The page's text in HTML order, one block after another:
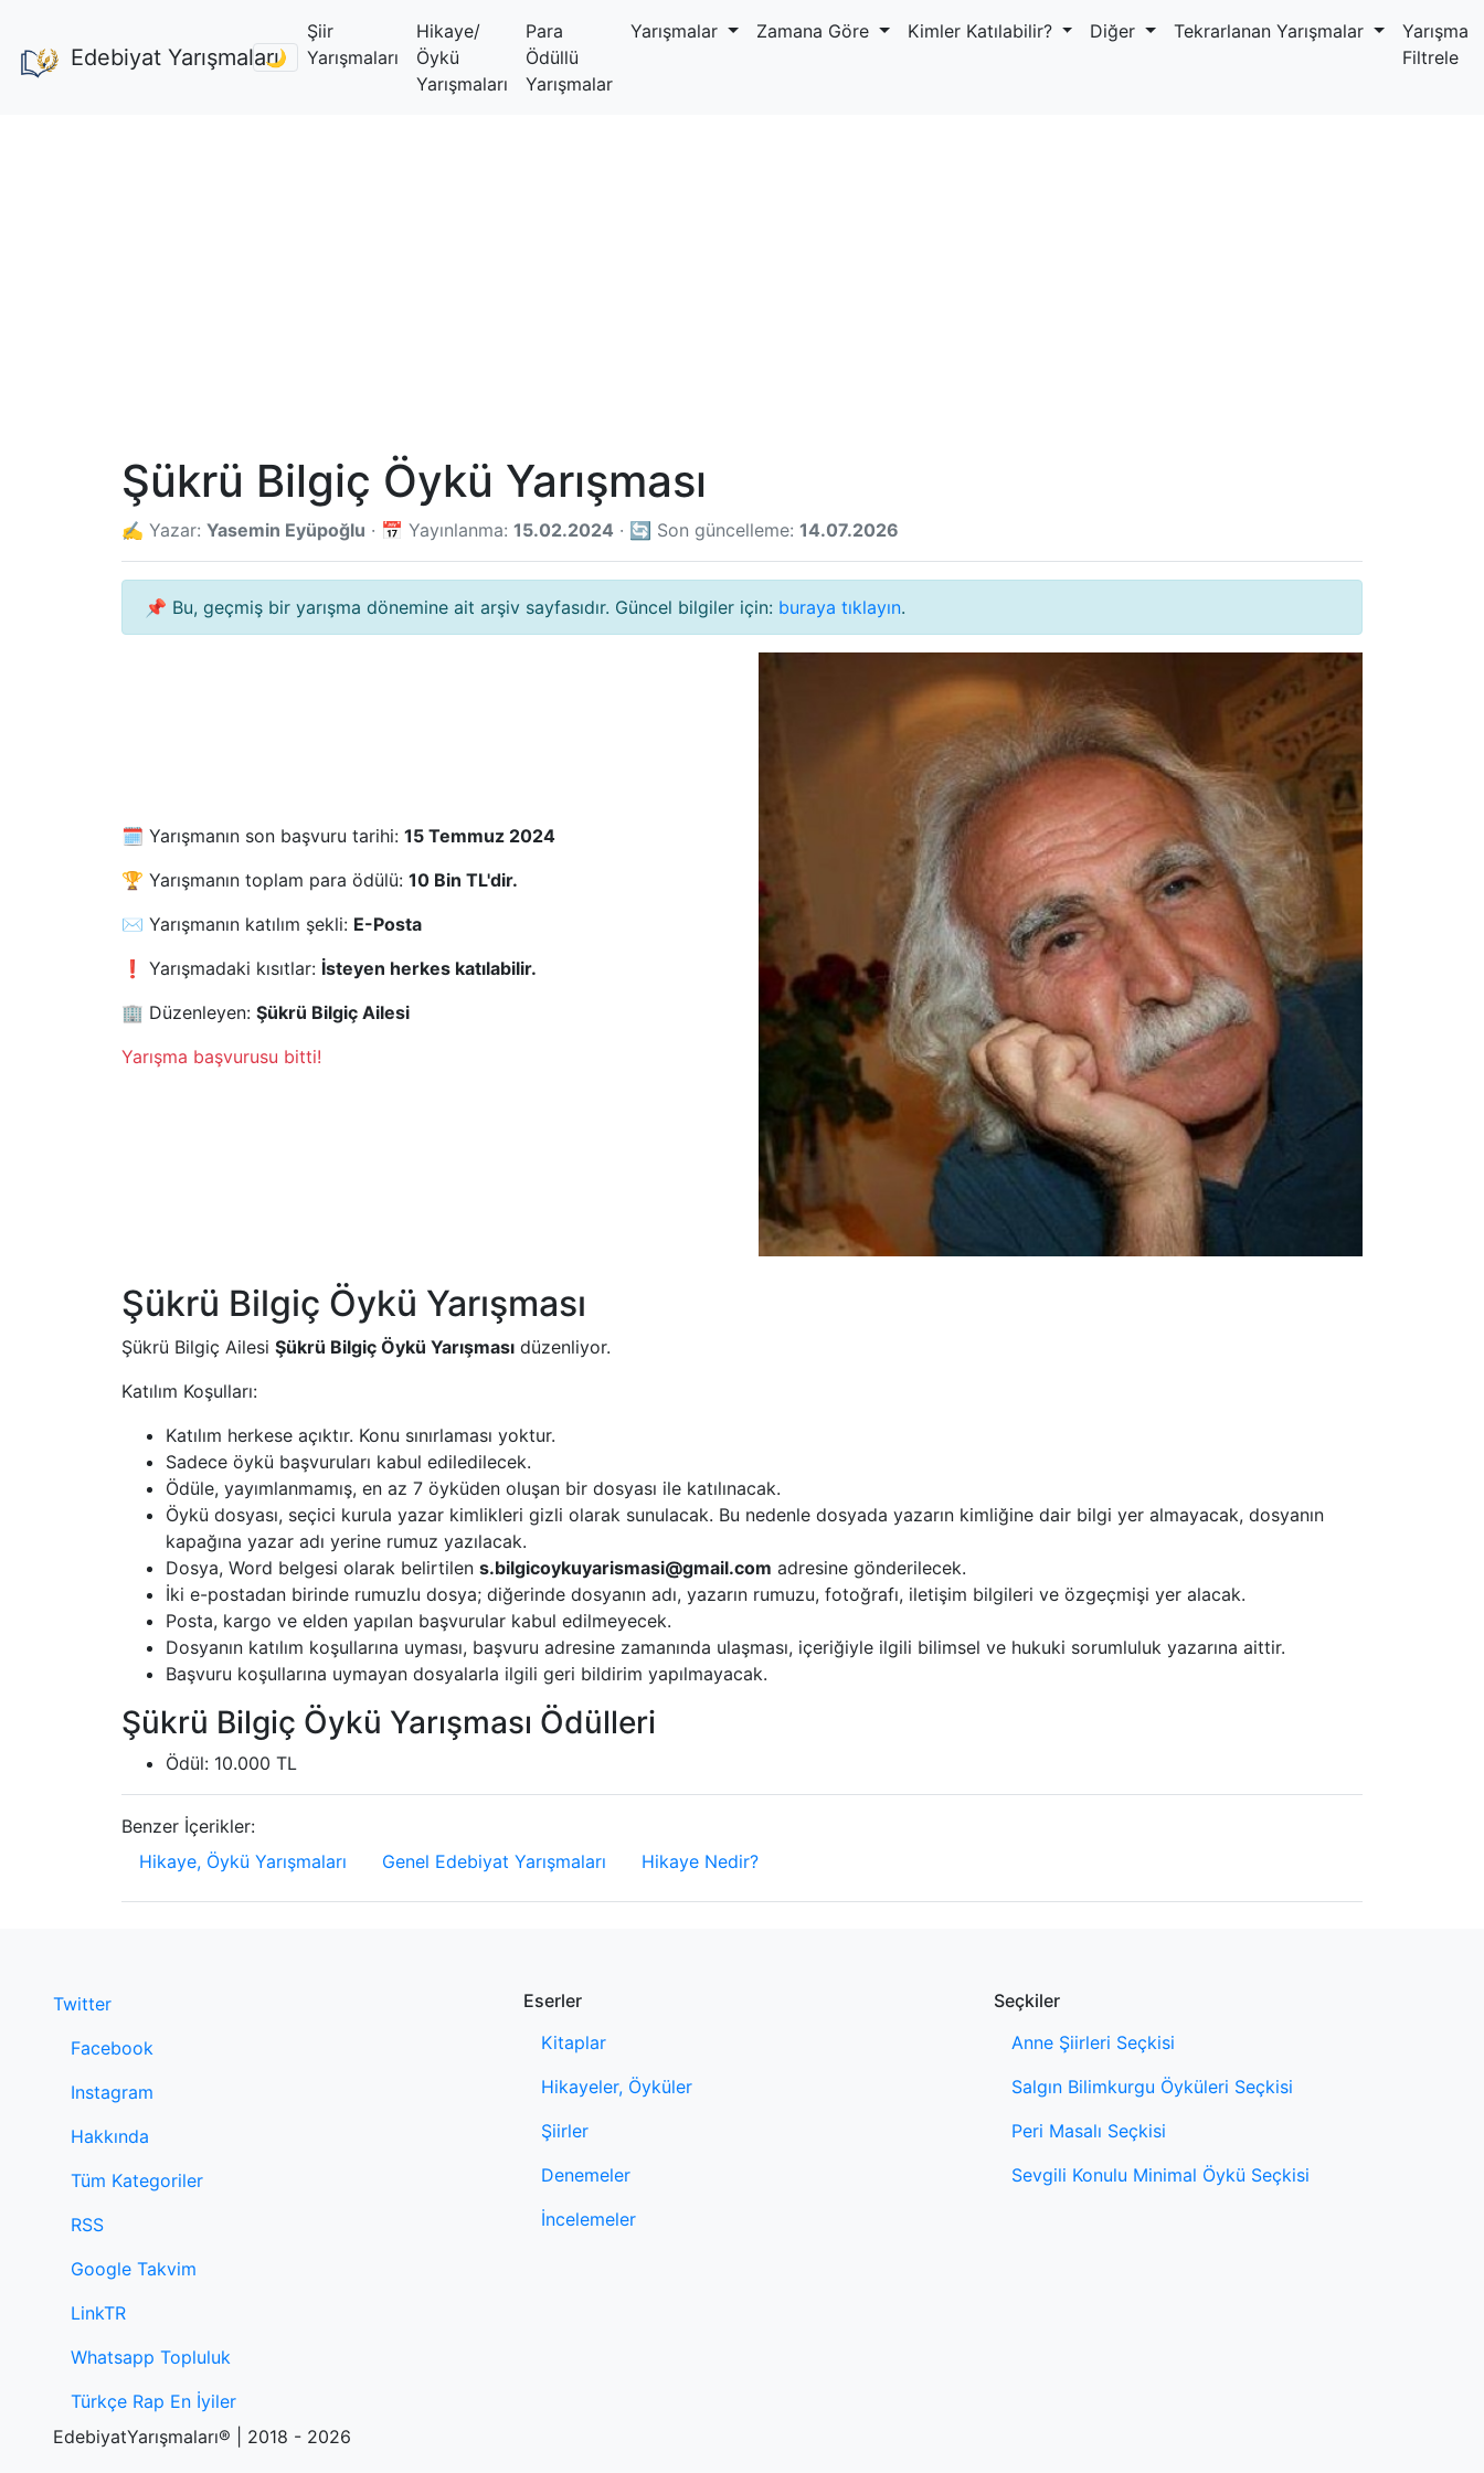
Edebiyat Yarışmaları
🌙
Şiir
Yarışmaları
Hikaye/
Öykü
Yarışmaları
Para
Ödüllü
Yarışmalar
Yarışmalar Zamana Göre Kimler Katılabilir? Diğer Tekrarlanan Yarışmalar
Yarışma
Filtrele
Şükrü Bilgiç Öykü Yarışması
✍️ Yazar: Yasemin Eyüpoğlu · 📅 Yayınlanma: 15.02.2024 · 🔄 Son güncelleme: 14.07.2026
📌 Bu, geçmiş bir yarışma dönemine ait arşiv sayfasıdır. Güncel bilgiler için: buraya tıklayın.
🗓️ Yarışmanın son başvuru tarihi: 15 Temmuz 2024
🏆 Yarışmanın toplam para ödülü: 10 Bin TL'dir.
✉️ Yarışmanın katılım şekli: E-Posta
❗ Yarışmadaki kısıtlar: İsteyen herkes katılabilir.
🏢 Düzenleyen: Şükrü Bilgiç Ailesi
Yarışma başvurusu bitti!
Şükrü Bilgiç Öykü Yarışması
Şükrü Bilgiç Ailesi Şükrü Bilgiç Öykü Yarışması düzenliyor.
Katılım Koşulları:
Katılım herkese açıktır. Konu sınırlaması yoktur.
Sadece öykü başvuruları kabul ediledilecek.
Ödüle, yayımlanmamış, en az 7 öyküden oluşan bir dosyası ile katılınacak.
Öykü dosyası, seçici kurula yazar kimlikleri gizli olarak sunulacak. Bu nedenle dosyada yazarın kimliğine dair bilgi yer almayacak, dosyanın
kapağına yazar adı yerine rumuz yazılacak.
Dosya, Word belgesi olarak belirtilen s.bilgicoykuyarismasi@gmail.com adresine gönderilecek.
İki e-postadan birinde rumuzlu dosya; diğerinde dosyanın adı, yazarın rumuzu, fotoğrafı, iletişim bilgileri ve özgeçmişi yer alacak.
Posta, kargo ve elden yapılan başvurular kabul edilmeyecek.
Dosyanın katılım koşullarına uyması, başvuru adresine zamanında ulaşması, içeriğiyle ilgili bilimsel ve hukuki sorumluluk yazarına aittir.
Başvuru koşullarına uymayan dosyalarla ilgili geri bildirim yapılmayacak.
Şükrü Bilgiç Öykü Yarışması Ödülleri
Ödül: 10.000 TL
Benzer İçerikler:
Hikaye, Öykü Yarışmaları
Genel Edebiyat Yarışmaları Hikaye Nedir?
Twitter
Facebook
Instagram
Hakkında
Tüm Kategoriler
RSS
Google Takvim
LinkTR
Whatsapp Topluluk
Türkçe Rap En İyiler
Eserler
Kitaplar
Hikayeler, Öyküler
Şiirler
Denemeler
İncelemeler
Seçkiler
Anne Şiirleri Seçkisi
Salgın Bilimkurgu Öyküleri Seçkisi
Peri Masalı Seçkisi
Sevgili Konulu Minimal Öykü Seçkisi
EdebiyatYarışmaları® | 2018 - 2026